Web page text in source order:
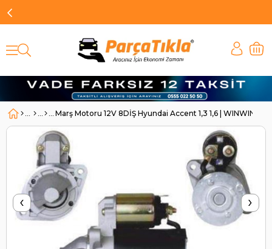
Marş Motoru 12V 8DİŞ Hyundai Accent 1,3 1,6 | WINWIN
‹ ›